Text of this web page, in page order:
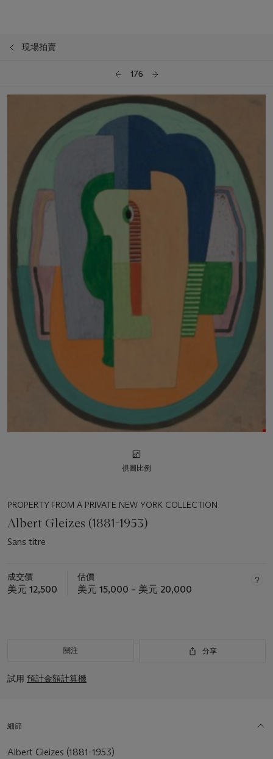
現場拍賣
176
視圖比例
PROPERTY FROM A PRIVATE NEW YORK COLLECTION
Albert Gleizes (1881-1953)
Sans titre
成交價
美元 12,500
估價
美元 15,000 – 美元 20,000
關注 分享
試用 預計金額計算機
細節
Albert Gleizes (1881-1953)